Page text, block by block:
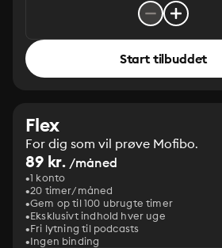
Start tilbuddet
Flex
For dig som vil prøve Mofibo.
89 kr. /måned
1 konto
20 timer/måned
Gem op til 100 ubrugte timer
Eksklusivt indhold hver uge
Fri lytning til podcasts
Ingen binding